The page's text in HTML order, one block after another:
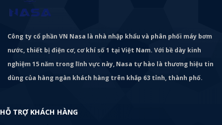
Công ty cổ phần VN Nasa là nhà nhập khẩu và phân phối máy bơm
nước, thiết bị điện cơ, cơ khí số 1 tại Việt Nam. Với bề dày kinh
nghiệm 15 năm trong lĩnh vực này, Nasa tự hào là thương hiệu tin
dùng của hàng ngàn khách hàng trên khắp 63 tỉnh, thành phố.
HỖ TRỢ KHÁCH HÀNG